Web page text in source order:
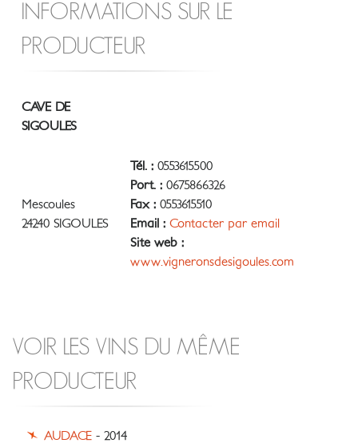
INFORMATIONS SUR LE
PRODUCTEUR
CAVE DE
SIGOULES
Mescoules
24240 SIGOULES
Tél. : 0553615500
Port. : 0675866326
Fax : 0553615510
Email : Contacter par email
Site web :
www.vigneronsdesigoules.com
VOIR LES VINS DU MÊME
PRODUCTEUR
AUDACE - 2014